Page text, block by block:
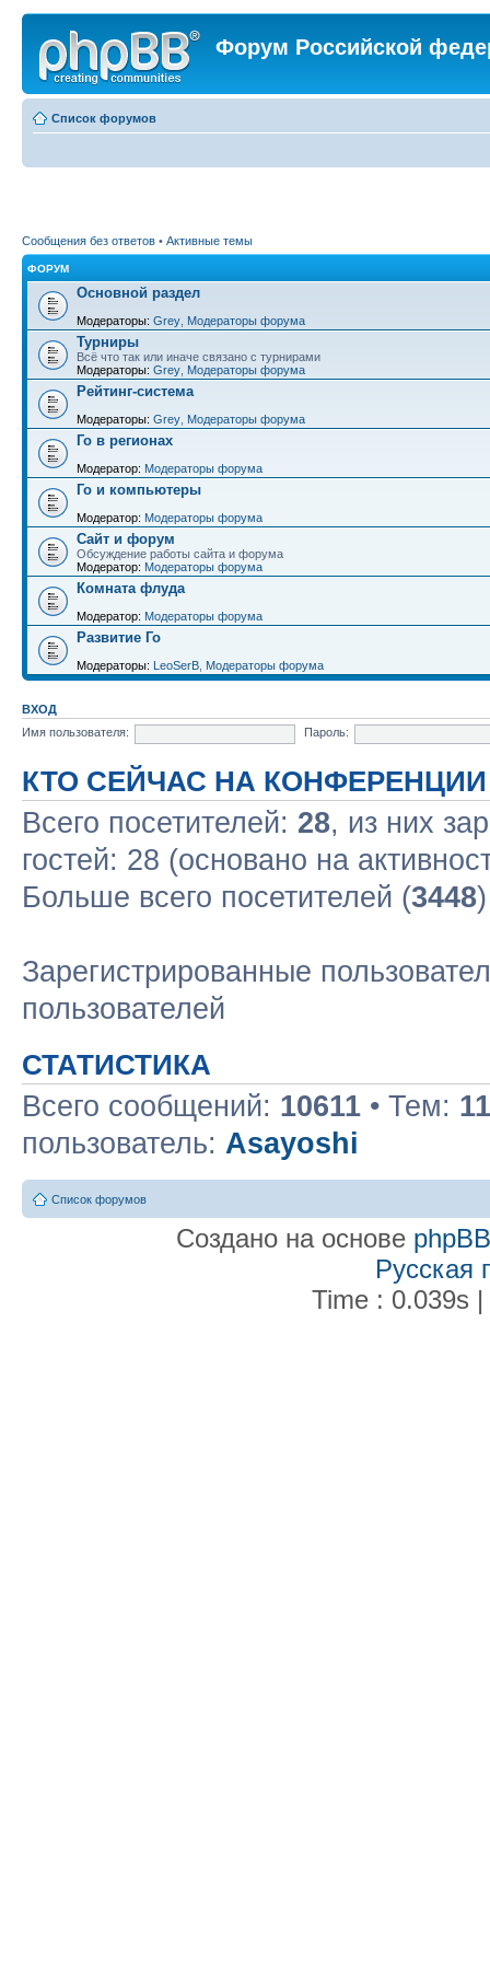
Форум Российской
Список форумов
Сообщения без ответов • Активные темы
ФОРУМ
Основной раздел
Модераторы: Grey Модераторы форума
Турниры
Всё что так или иначе связано с турнирами
Модераторы: Grey Модераторы форума
Рейтинг-система
Модераторы: Grey Модераторы форума
Го в регионах
Модератор: Модераторы форума
Го и компьютеры
Модератор: Модераторы форума
Сайт и форум
Обсуждение работы сайта и форума
Модератор: Модераторы форума
Комната флуда
Модератор: Модераторы форума
Развитие Го
Модераторы: LeoSerB Модераторы форума
ВХОД
Имя пользователя:
Пароль:
КТО СЕЙЧАС НА КОНФЕРЕНЦИИ
Всего посетителей: 28, из них
гостей: 28 (основано на
Больше всего посетителей (3448
Зарегистрированные
пользователей
СТАТИСТИКА
Всего сообщений: 10611 • Тем:
пользователь: Asayoshi
Список форумов
Создано на основе phpBB
Русская
Time : 0.039s